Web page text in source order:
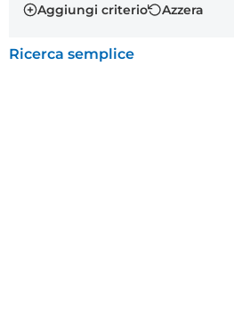
Aggiungi criterio Azzera
Ricerca semplice